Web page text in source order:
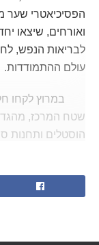
הפסיכיאטרי שער
ואורחים, שיצאו
לבריאות הנפש,
עולם ההתמודדות.
שטח המרכז,
הוסטלים ותחנות
קצר והפנינג